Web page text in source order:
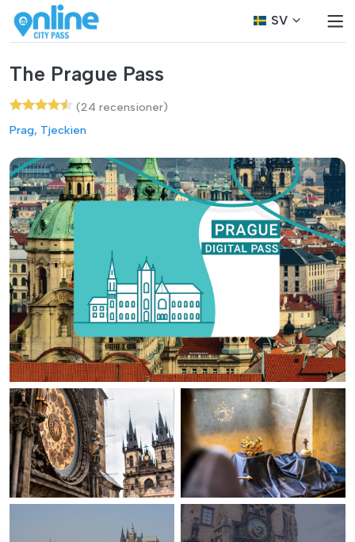
SV
The Prague Pass
(24 recensioner)
Prag, Tjeckien